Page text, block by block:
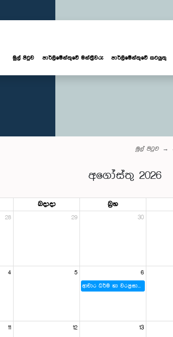
මුල් පිටුව පාර්ලි‌මේන්තුවේ මන්ත්‍රීවරු පාර්ලිමේන්තුවේ කටයුතු
මුල් පිටුව
අගෝස්තු 2026
බදාදා බ්‍රහ
28 29 30
4 5 6
ආචාර ධර්ම හා වරප්‍රසාද පිළිබඳ කාරක සභාව
11 12 13